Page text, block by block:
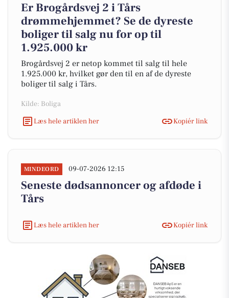
Er Brogårdsvej 2 i Tårs
drømmehjemmet? Se de dyreste
boliger til salg nu for op til
1.925.000 kr
Brogårdsvej 2 er netop kommet til salg til hele
1.925.000 kr, hvilket gør den til en af de dyreste
boliger til salg i Tårs.
Kilde: Boliga
Læs hele artiklen her
Kopiér link
MINDEORD 09-07-2026 12:15
Seneste dødsannoncer og afdøde i
Tårs
Læs hele artiklen her Kopiér link